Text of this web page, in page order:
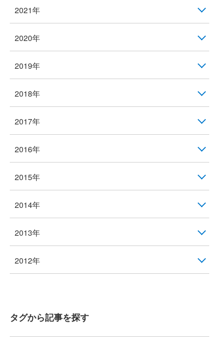
2021年
2020年
2019年
2018年
2017年
2016年
2015年
2014年
2013年
2012年
タグから記事を探す